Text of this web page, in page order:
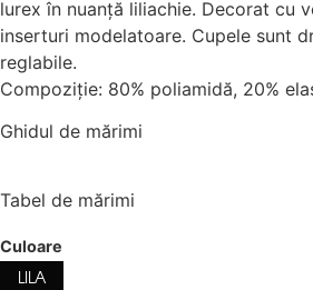
lurex în nuanță liliachie. Decorat cu
inserturi modelatoare. Cupele sunt
reglabile.
Compoziție: 80% poliamidă, 20%
Ghidul de mărimi
Tabel de mărimi
Culoare
LILA